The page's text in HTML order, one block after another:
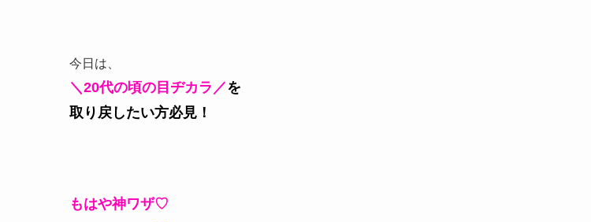
今日は、
＼20代の頃の目ヂカラ／を
取り戻したい方必見！
もはや神ワザ♡